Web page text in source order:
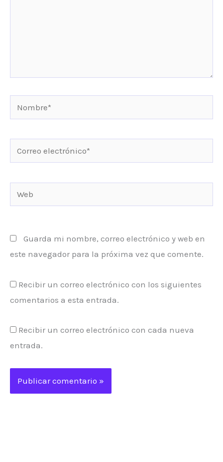
Nombre*
electrónico*
Guarda mi nombre, correo electrónico y web en
este navegador para la próxima vez que comente.
Recibir un correo electrónico con los siguientes
comentarios a esta entrada.
Recibir un correo electrónico con cada nueva
entrada.